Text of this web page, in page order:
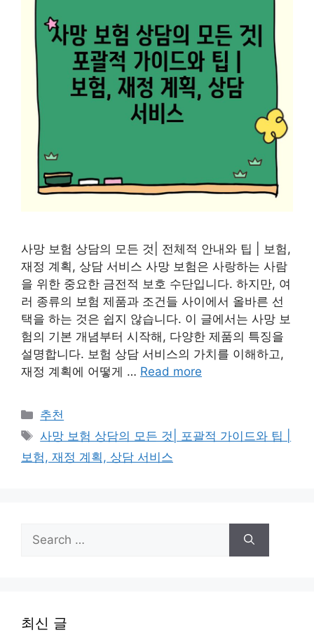
사망 보험 상담의 모든 것| 전체적 안내와 팁 | 보험,
재정 계획, 상담 서비스 사망 보험은 사랑하는 사람
을 위한 중요한 금전적 보호 수단입니다. 하지만, 여
러 종류의 보험 제품과 조건들 사이에서 올바른 선
택을 하는 것은 쉽지 않습니다. 이 글에서는 사망 보
험의 기본 개념부터 시작해, 다양한 제품의 특징을
설명합니다. 보험 상담 서비스의 가치를 이해하고,
재정 계획에 어떻게 … Read more
Categories
추천
Tags
사망 보험 상담의 모든 것| 포괄적 가이드와 팁 |
보험, 재정 계획, 상담 서비스
for:
최신 글